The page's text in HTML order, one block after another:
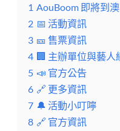
1 AouBoom 即將到
2 📅 活動資訊
3 🎫 售票資訊
4 🏢 主辦單位與藝人
5 📣 官方公告
6 🔗 更多資訊
7 🔔 活動小叮嚀
8 🔗 官方資訊